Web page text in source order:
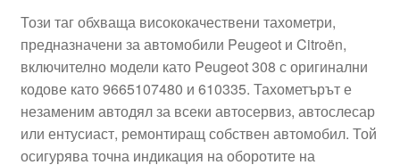
Моята сметка
Плащанията
Този таг обхваща висококачествени тахометри,
предназначени за автомобили Peugeot и Citroën,
включително модели като Peugeot 308 с оригинални
кодове като 9665107480 и 610335. Тахометърът е
незаменим автодял за всеки автосервиз, автослесар
или ентусиаст, ремонтиращ собствен автомобил. Той
осигурява точна индикация на оборотите на